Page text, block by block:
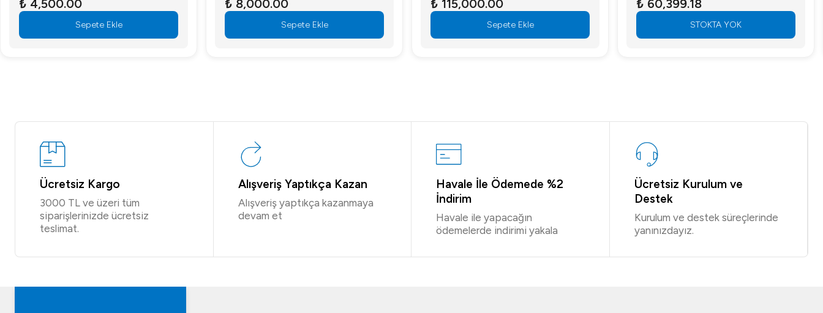
₺ 4,500.00
Sepete Ekle
₺ 8,000.00
Sepete Ekle
₺ 115,000.00
Sepete Ekle
₺ 60,399.18
STOKTA YOK
Ücretsiz Kargo
3000 TL ve üzeri tüm
siparişlerinizde ücretsiz
teslimat.
Alışveriş Yaptıkça Kazan
Alışveriş yaptıkça kazanmaya
devam et
Havale İle Ödemede %2
İndirim
Havale ile yapacağın
ödemelerde indirimi yakala
Ücretsiz Kurulum ve
Destek
Kurulum ve destek süreçlerinde
yanınızdayız.